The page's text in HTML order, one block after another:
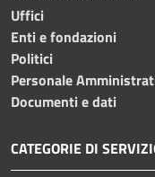
Uffici
Enti e fondazioni
Politici
Personale
Documenti e dati
CATEGORIE DI